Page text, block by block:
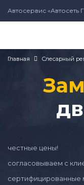
Автосервис «Автосеть
Главная Слесарный
честные цены!
согласовываем с
сертифицированные